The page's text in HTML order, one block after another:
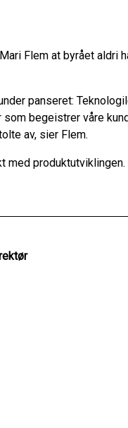
Flem at byrået aldri
panseret:
begeistrer våre
av, sier Flem.
med produktutviklingen.